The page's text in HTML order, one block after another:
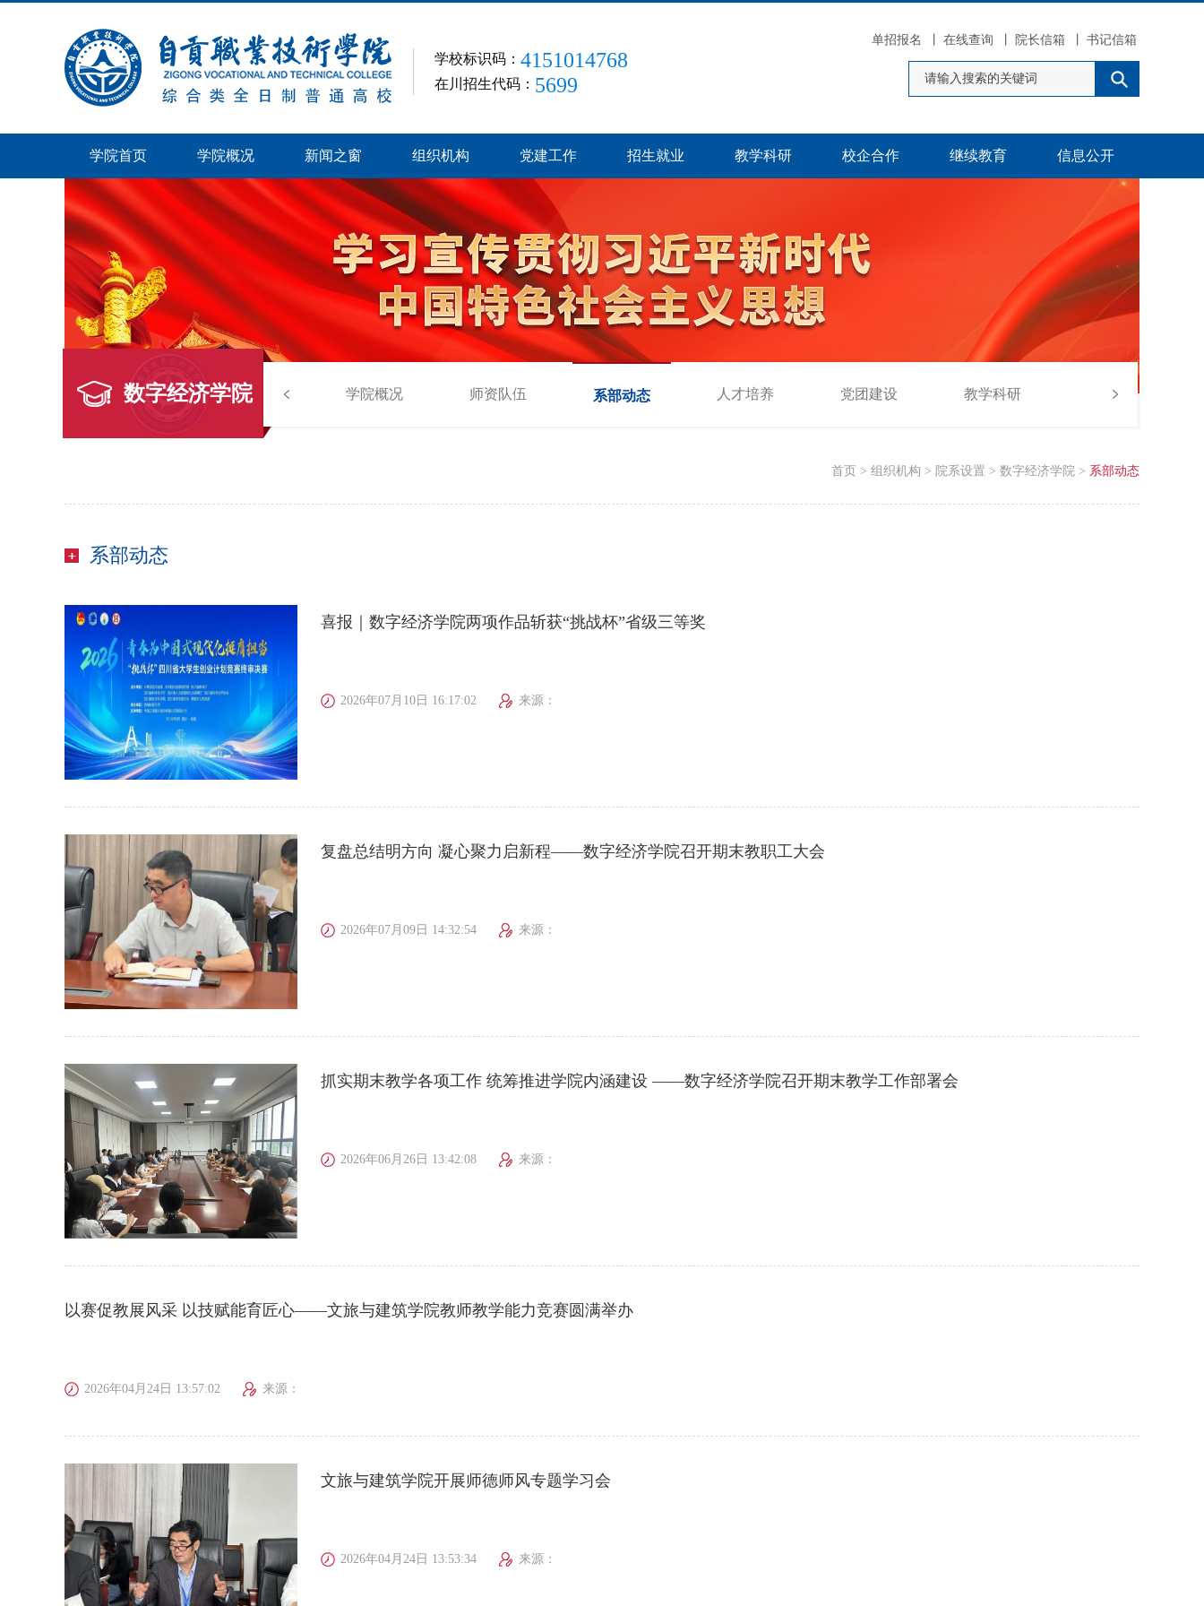
学校标识码： 4151014768
在川招生代码： 5699
单招报名 在线查询 院长信箱 书记信箱
学院首页 学院概况 新闻之窗 组织机构 党建工作 招生就业 教学科研 校企合作 继续教育 信息公开
数字经济学院 学院概况 师资队伍 系部动态 人才培养 党团建设 教学科研 学生工作
首页 > 组织机构 > 院系设置 > 数字经济学院 > 系部动态
系部动态
喜报｜数字经济学院两项作品斩获“挑战杯”省级三等奖
2026年07月10日 16:17:02 来源：
复盘总结明方向 凝心聚力启新程——数字经济学院召开期末教职工大会
2026年07月09日 14:32:54 来源：
抓实期末教学各项工作 统筹推进学院内涵建设 ——数字经济学院召开期末教学工作部署会
2026年06月26日 13:42:08 来源：
以赛促教展风采 以技赋能育匠心——文旅与建筑学院教师教学能力竞赛圆满举办
2026年04月24日 13:57:02 来源：
文旅与建筑学院开展师德师风专题学习会
2026年04月24日 13:53:34 来源：